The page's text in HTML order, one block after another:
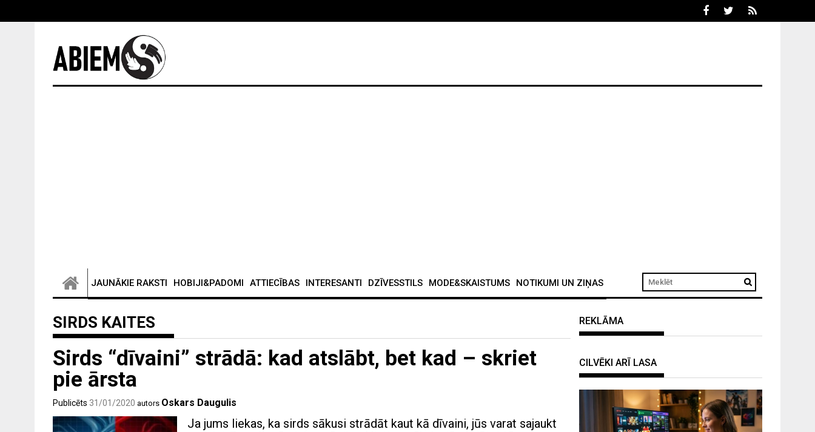
JAUNĀKIE RAKSTI HOBIJI&PADOMI ATTIECĪBAS INTERESANTI DZĪVESSTILS MODE&SKAISTUMS NOTIKUMI UN ZIŅAS
SIRDS KAITES
Sirds “dīvaini” strādā: kad atslābt, bet kad – skriet
pie ārsta
Publicēts 31/01/2020 autors Oskars Daugulis
Ja jums liekas, ka sirds sākusi strādāt kaut kā dīvaini, jūs varat sajaukt
REKLĀMA
CILVĒKI ARĪ LASA